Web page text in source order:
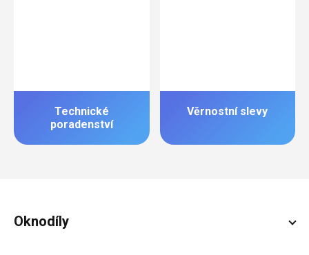
Technické
poradenství
Věrnostní slevy
Zápatí
Oknodíly